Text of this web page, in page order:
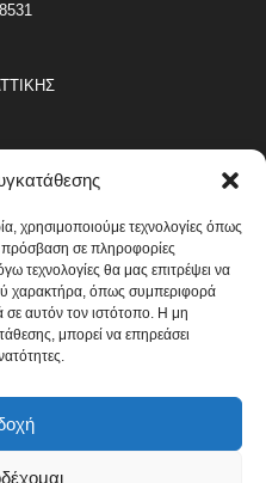
χρησιμοποιούμε τεχνολογίες όπως
σε πληροφορίες
τεχνολογίες θα μας επιτρέψει να
χαρακτήρα, όπως συμπεριφορά
σε αυτόν τον ιστότοπο. Η μη
μπορεί να επηρεάσει
4487
822